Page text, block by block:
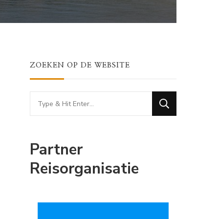
ZOEKEN OP DE WEBSITE
Looking
for
Partner
Reisorganisatie